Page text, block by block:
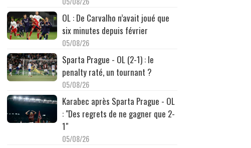
OL : De Carvalho n’avait joué que
six minutes depuis février
05/08/26
Sparta Prague - OL (2-1) : le
penalty raté, un tournant ?
05/08/26
Karabec après Sparta Prague - OL
: "Des regrets de ne gagner que 2-
1"
05/08/26